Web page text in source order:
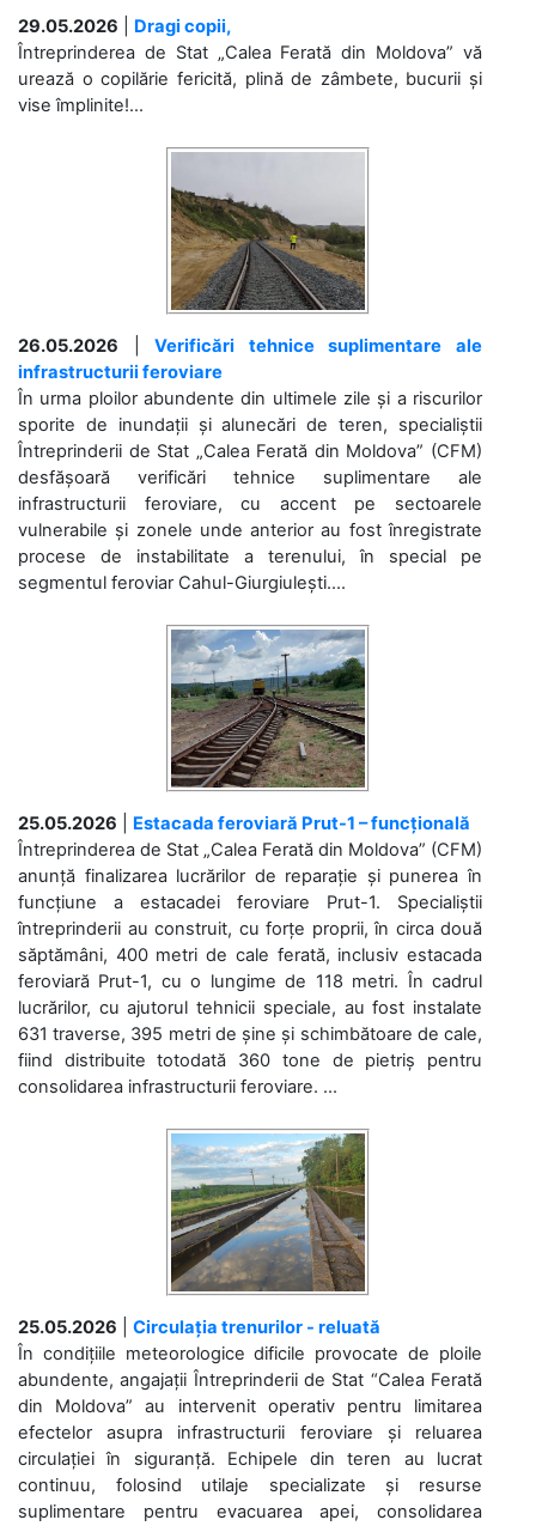
29.05.2026
Dragi copii,
Întreprinderea de Stat „Calea Ferată din Moldova” vă
urează o copilărie fericită, plină de zâmbete, bucurii și
vise împlinite!...
26.05.2026 |Verificări tehnice suplimentare ale
infrastructurii feroviare
În urma ploilor abundente din ultimele zile și a riscurilor
sporite de inundații și alunecări de teren, specialiștii
Întreprinderii de Stat „Calea Ferată din Moldova” (CFM)
desfășoară verificări tehnice suplimentare ale
infrastructurii feroviare, cu accent pe sectoarele
vulnerabile și zonele unde anterior au fost înregistrate
procese de instabilitate a terenului, în special pe
segmentul feroviar Cahul-Giurgiulești....
25.05.2026
Estacada feroviară Prut-1 – funcțională
Întreprinderea de Stat „Calea Ferată din Moldova” (CFM)
anunță finalizarea lucrărilor de reparație și punerea în
funcțiune a estacadei feroviare Prut-1. Specialiștii
întreprinderii au construit, cu forțe proprii, în circa două
săptămâni, 400 metri de cale ferată, inclusiv estacada
feroviară Prut-1, cu o lungime de 118 metri. În cadrul
lucrărilor, cu ajutorul tehnicii speciale, au fost instalate
631 traverse, 395 metri de șine și schimbătoare de cale,
fiind distribuite totodată 360 tone de pietriș pentru
consolidarea infrastructurii feroviare. ...
25.05.2026
Circulația trenurilor - reluată
În condițiile meteorologice dificile provocate de ploile
abundente, angajații Întreprinderii de Stat “Calea Ferată
din Moldova” au intervenit operativ pentru limitarea
efectelor asupra infrastructurii feroviare și reluarea
circulației în siguranță. Echipele din teren au lucrat
continuu, folosind utilaje specializate și resurse
suplimentare pentru evacuarea apei, consolidarea